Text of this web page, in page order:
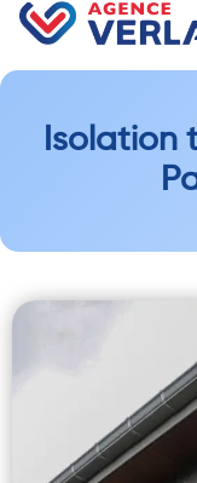
Isolation